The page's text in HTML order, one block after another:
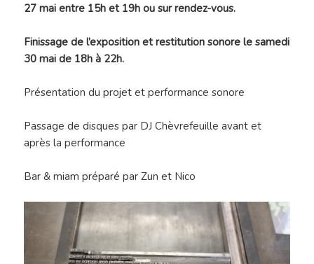
27 mai entre 15h et 19h ou sur rendez-vous.
Finissage de l’exposition et restitution sonore le samedi
30 mai de 18h à 22h.
Présentation du projet et performance sonore
Passage de disques par DJ Chèvrefeuilleavant et
après la performance
Bar & miam préparé par Zun et Nico